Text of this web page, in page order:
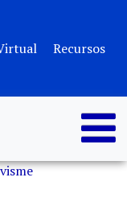
Recursos